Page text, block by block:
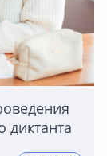
диктанта